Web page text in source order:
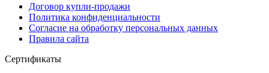
Договор купли-продажи
Политика конфиденциальности
Согласие на обработку персональных данных
Правила сайта
Сертификаты